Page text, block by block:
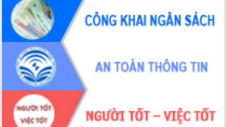
Tổ chức trang trọng Lễ hội Đền thờ
Lương Văn Chánh năm 2026
Phó Bí thư Tỉnh ủy Đắk Lắk Đỗ Hữu
Huy giữ chức Bí thư Đảng ủy Ủy Ban
Nhân dân tỉnh
Bệnh án điện tử thúc đẩy chuyển đổi
số y tế tại Đắk Lắk
Chuyển đổi số thư viện: Mở rộng
không gian tri thức trong thời đại số
Đánh giá, rút kinh nghiệm công tác tổ
chức diễn tập trước ngày bầu cử